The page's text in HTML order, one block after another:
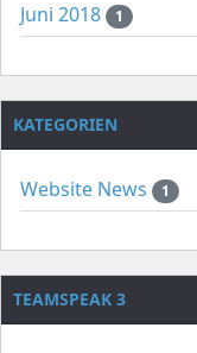
Juni 2018 1
KATEGORIEN
Website News 1
TEAMSPEAK 3